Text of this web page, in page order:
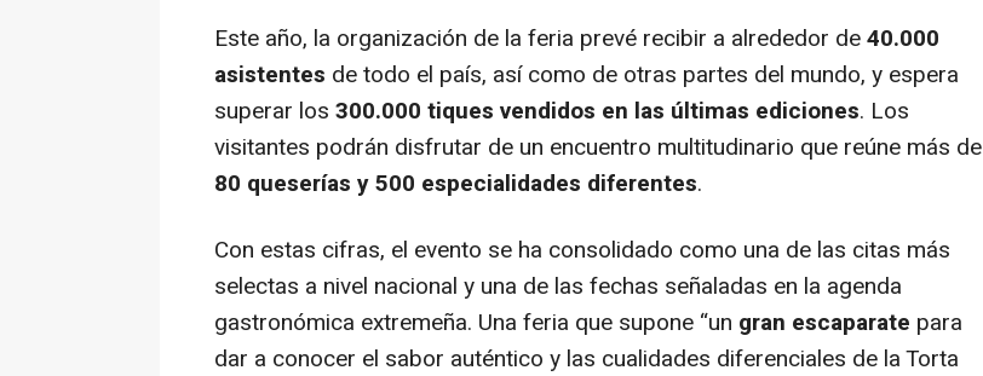
Este año, la organización de la feria prevé recibir a alrededor de40.000
asistentes de todo el país, así como de otras partes del mundo, y espera
superar los 300.000 tiques vendidos en las últimas ediciones. Los
visitantes podrán disfrutar de un encuentro multitudinario que reúne más de
80 queserías y 500 especialidades diferentes.
Con estas cifras, el evento se ha consolidado como una de las citas más
selectas a nivel nacional y una de las fechas señaladas en la agenda
gastronómica extremeña. Una feria que supone “un gran escaparate para
dar a conocer el sabor auténtico y las cualidades diferenciales de la Torta